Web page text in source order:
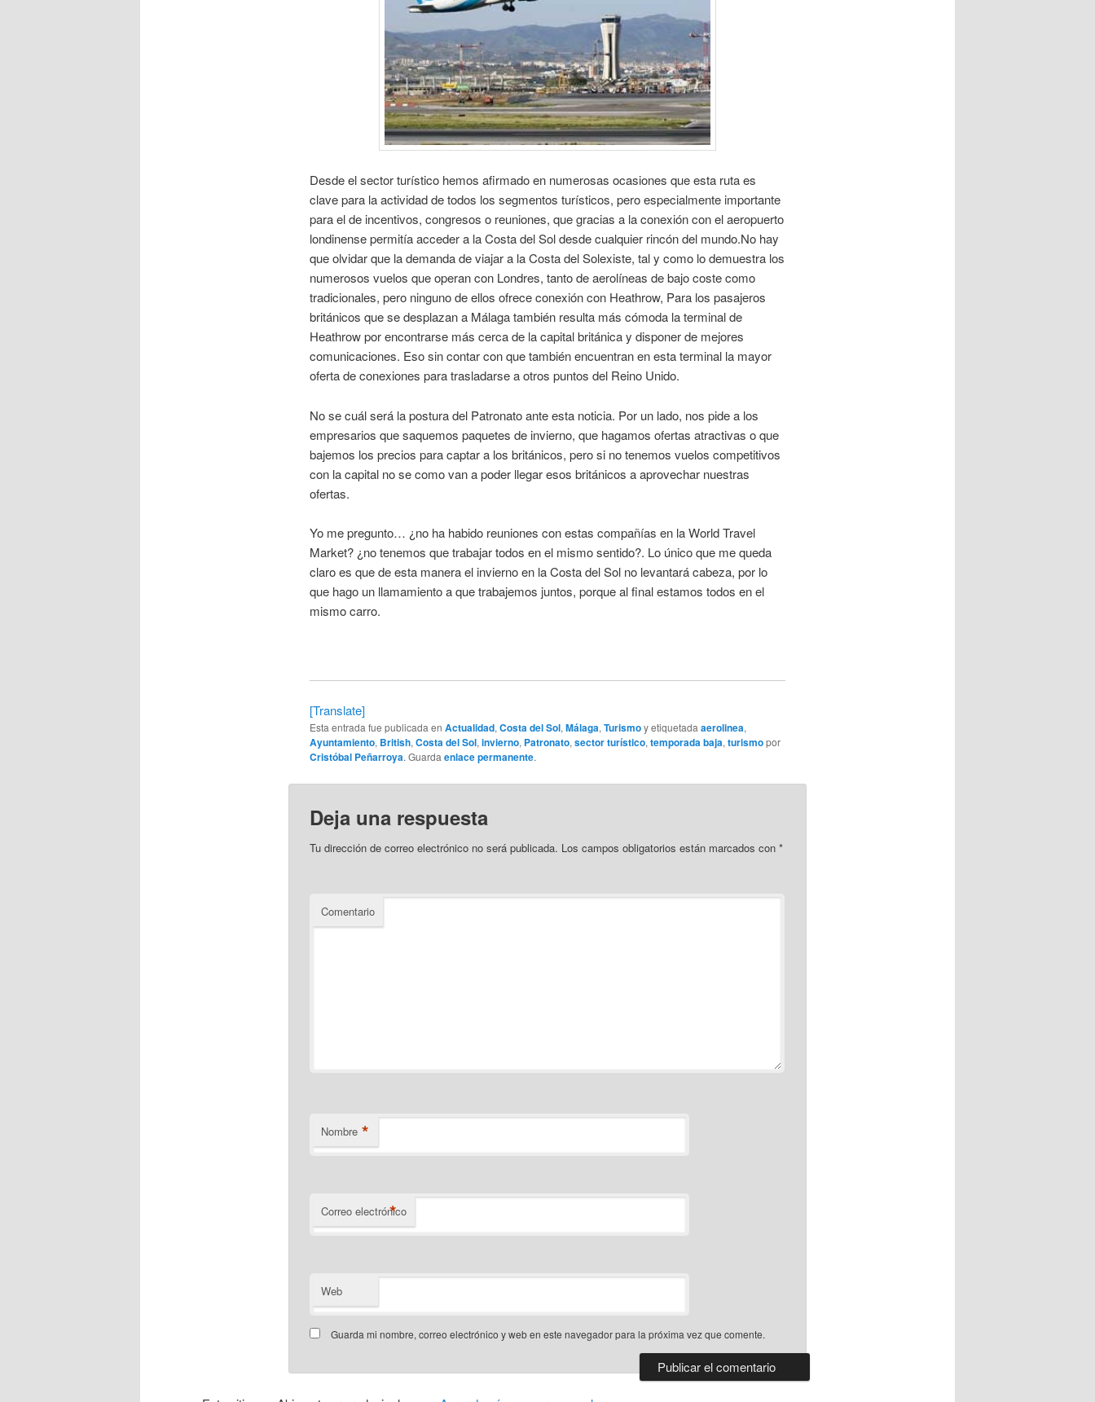
Desde el sector turístico hemos afirmado en numerosas ocasiones que esta ruta es
clave para la actividad de todos los segmentos turísticos, pero especialmente importante
para el de incentivos, congresos o reuniones, que gracias a la conexión con el aeropuerto
londinense permitía acceder a la Costa del Sol desde cualquier rincón del mundo.No hay
que olvidar que la demanda de viajar a la Costa del Solexiste, tal y como lo demuestra los
numerosos vuelos que operan con Londres, tanto de aerolíneas de bajo coste como
tradicionales, pero ninguno de ellos ofrece conexión con Heathrow, Para los pasajeros
británicos que se desplazan a Málaga también resulta más cómoda la terminal de
Heathrow por encontrarse más cerca de la capital británica y disponer de mejores
comunicaciones. Eso sin contar con que también encuentran en esta terminal la mayor
oferta de conexiones para trasladarse a otros puntos del Reino Unido.
No se cuál será la postura del Patronato ante esta noticia. Por un lado, nos pide a los
empresarios que saquemos paquetes de invierno, que hagamos ofertas atractivas o que
bajemos los precios para captar a los británicos, pero si no tenemos vuelos competitivos
con la capital no se como van a poder llegar esos británicos a aprovechar nuestras
ofertas.
Yo me pregunto… ¿no ha habido reuniones con estas compañías en la World Travel
Market? ¿no tenemos que trabajar todos en el mismo sentido?. Lo único que me queda
claro es que de esta manera el invierno en la Costa del Sol no levantará cabeza, por lo
que hago un llamamiento a que trabajemos juntos, porque al final estamos todos en el
mismo carro.
[Translate]
Esta entrada fue publicada en Actualidad, Costa del Sol, Málaga, Turismoy etiquetada aerolinea,
Ayuntamiento, British, Costa del Sol, invierno, Patronato, sector turístico, temporada baja, turismopor
Cristóbal Peñarroya. Guarda enlace permanente.
Deja una respuesta
Tu dirección de correo electrónico no será publicada. Los campos obligatorios están marcados con *
Comentario
Nombre *
Correo electrónico
*
Web
Guarda mi nombre, correo electrónico y web en este navegador para la próxima vez que comente.